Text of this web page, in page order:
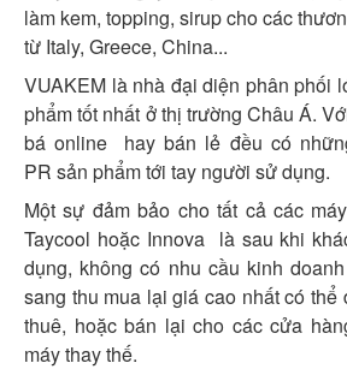
làm kem, topping, sirup cho các
từ Italy, Greece, China...
VUAKEM là nhà đại diện phân phối
phẩm tốt nhất ở thị trường Châu Á.
bá online hay bán lẻ đều có
PR sản phẩm tới tay người sử dụng.
Một sự đảm bảo cho tất cả các
Taycool hoặc Innova là sau khi
dụng, không có nhu cầu kinh
sang thu mua lại giá cao nhất có thể
thuê, hoặc bán lại cho các cửa
máy thay thế.